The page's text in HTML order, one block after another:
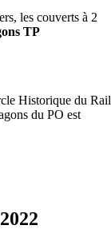
les couverts à 2
TP
Historique du Rail
du PO est